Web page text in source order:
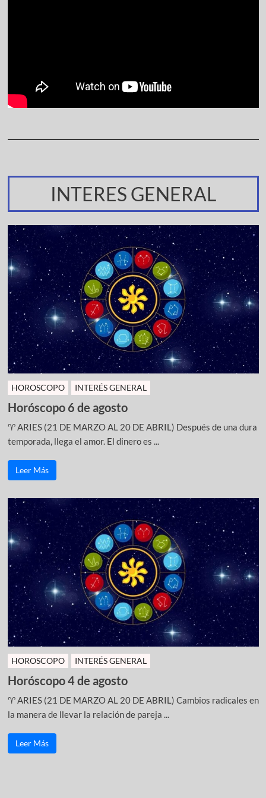
INTERES GENERAL
HOROSCOPO INTERÉS GENERAL
Horóscopo 6 de agosto
♈ ARIES (21 DE MARZO AL 20 DE ABRIL) Después de una dura
temporada, llega el amor. El dinero es ...
Leer Más
HOROSCOPO INTERÉS GENERAL
Horóscopo 4 de agosto
♈ ARIES (21 DE MARZO AL 20 DE ABRIL) Cambios radicales en
la manera de llevar la relación de pareja ...
Leer Más